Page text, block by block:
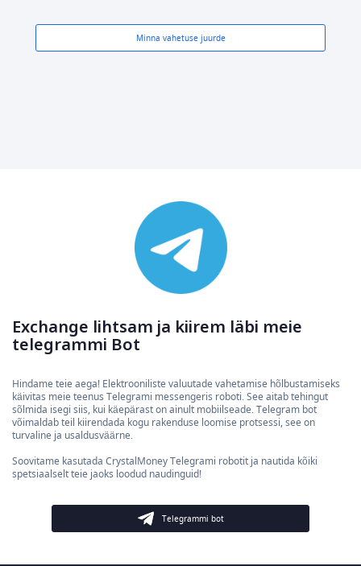
Minna vahetuse juurde
Exchange lihtsam ja kiirem läbi meie
telegrammi Bot
Hindame teie aega! Elektrooniliste valuutade vahetamise hõlbustamiseks
käivitas meie teenus Telegrami messengeris roboti. See aitab tehingut
sõlmida isegi siis, kui käepärast on ainult mobiilseade. Telegram bot
võimaldab teil kiirendada kogu rakenduse loomise protsessi, see on
turvaline ja usaldusväärne.
Soovitame kasutada CrystalMoney Telegrami robotit ja nautida kõiki
spetsiaalselt teie jaoks loodud naudinguid!
Telegrammi bot